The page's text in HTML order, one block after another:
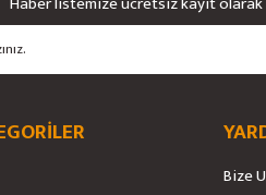
Bize